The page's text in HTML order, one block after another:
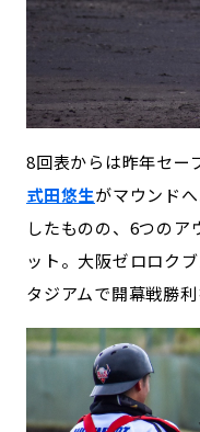
8回表からは昨年セー
式田悠生がマウンド
したものの、6つのア
ット。大阪ゼロロク
タジアムで開幕戦勝利